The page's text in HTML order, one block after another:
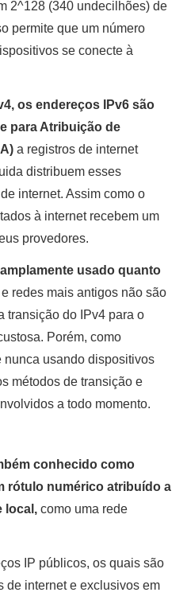
2^128 (340 undecilhões) de
permite que um número
se conecte à
os endereços IPv6 são
para Atribuição de
a registros de internet
distribuem esses
internet. Assim como o
à internet recebem um
provedores.
usado quanto
redes mais antigos não são
transição do IPv4 para o
Porém, como
nunca usando dispositivos
métodos de transição e
a todo momento.
conhecido como
rótulo numérico atribuído a
local, como uma rede
IP públicos, os quais são
de internet e exclusivos em